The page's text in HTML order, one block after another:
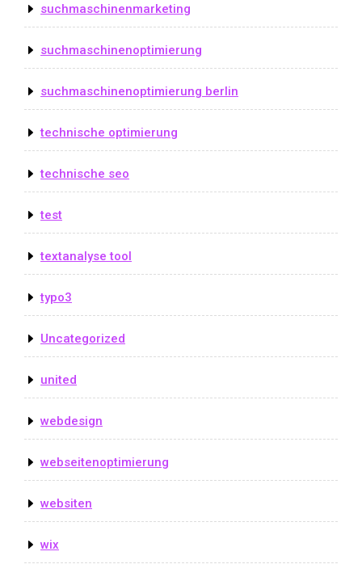
suchmaschinenmarketing
suchmaschinenoptimierung
suchmaschinenoptimierung berlin
technische optimierung
technische seo
test
textanalyse tool
typo3
Uncategorized
united
webdesign
webseitenoptimierung
websiten
wix